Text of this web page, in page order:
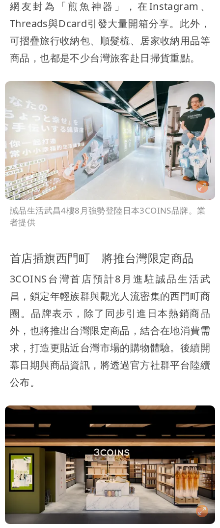
網友封為「煎魚神器」，在Instagram、
Threads與Dcard引發大量開箱分享。此外，
可摺疊旅行收納包、順髮梳、居家收納用品等
商品，也都是不少台灣旅客赴日掃貨重點。
誠品生活武昌4樓8月強勢登陸日本3COINS品牌。業
者提供
首店插旗西門町 將推台灣限定商品
3COINS台灣首店預計8月進駐誠品生活武
昌，鎖定年輕族群與觀光人流密集的西門町商
圈。品牌表示，除了同步引進日本熱銷商品
外，也將推出台灣限定商品，結合在地消費需
求，打造更貼近台灣市場的購物體驗。後續開
幕日期與商品資訊，將透過官方社群平台陸續
公布。